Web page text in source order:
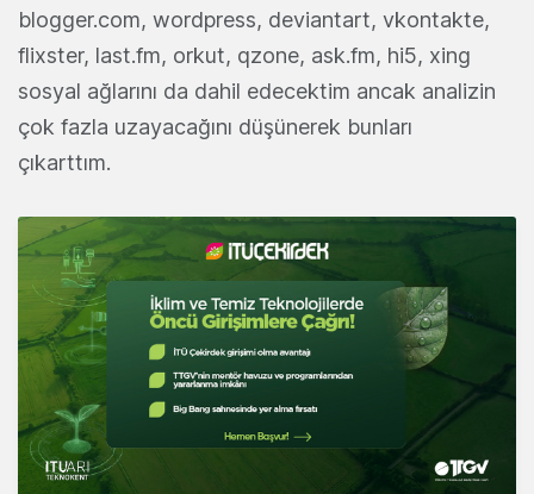
blogger.com, wordpress, deviantart, vkontakte,
flixster, last.fm, orkut, qzone, ask.fm, hi5, xing
sosyal ağlarını da dahil edecektim ancak analizin
çok fazla uzayacağını düşünerek bunları
çıkarttım.